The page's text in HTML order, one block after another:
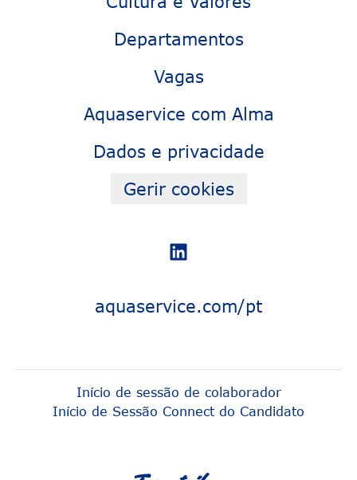
Departamentos
Vagas
Aquaservice com Alma
Dados e privacidade
Gerir cookies
aquaservice.com/pt
Início de sessão de colaborador
Início de Sessão Connect do Candidato